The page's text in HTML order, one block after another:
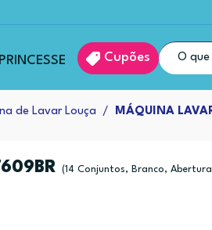
Cupões
de Lavar Louça MÁQUINA
(14 Conjuntos, Branco, Abertura